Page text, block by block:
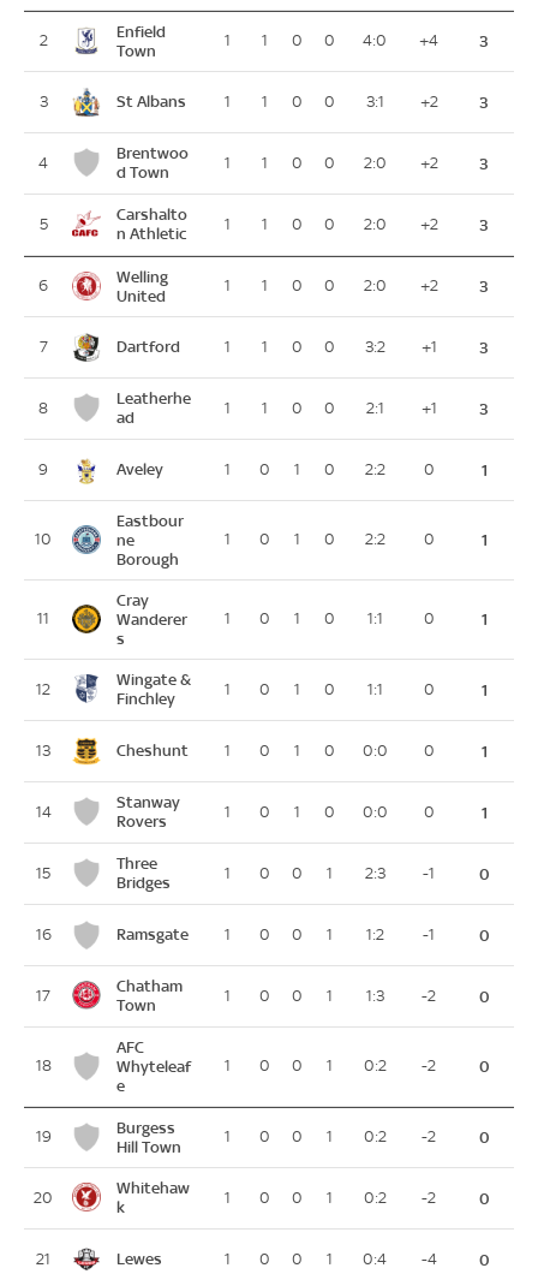
2
Enfield
Town
1 1 0 0 4:0 +4 3
3 St Albans 1 1 0 0 3:1 +2 3
4
Brentwoo
d Town
1 1 0 0 2:0 +2 3
5
Carshalto
n Athletic
1 1 0 0 2:0 +2 3
6
Welling
United
1 1 0 0 2:0 +2 3
7 Dartford 1 1 0 0 3:2 +1 3
8
Leatherhe
ad
1 1 0 0 2:1 +1 3
9 Aveley 1 0 1 0 2:2 0 1
10
Eastbour
ne
Borough
1 0 1 0 2:2 0 1
11
Cray
Wanderer
s
1 0 1 0 1:1 0 1
12
Wingate &
Finchley
1 0 1 0 1:1 0 1
13 Cheshunt 1 0 1 0 0:0 0 1
14
Stanway
Rovers
1 0 1 0 0:0 0 1
15
Three
Bridges
1 0 0 1 2:3 -1 0
16 Ramsgate 1 0 0 1 1:2 -1 0
17
Chatham
Town
1 0 0 1 1:3 -2 0
18
AFC
Whyteleaf
e
1 0 0 1 0:2 -2 0
19
Burgess
Hill Town
1 0 0 1 0:2 -2 0
20
Whitehaw
k
1 0 0 1 0:2 -2 0
21 Lewes 1 0 0 1 0:4 -4 0